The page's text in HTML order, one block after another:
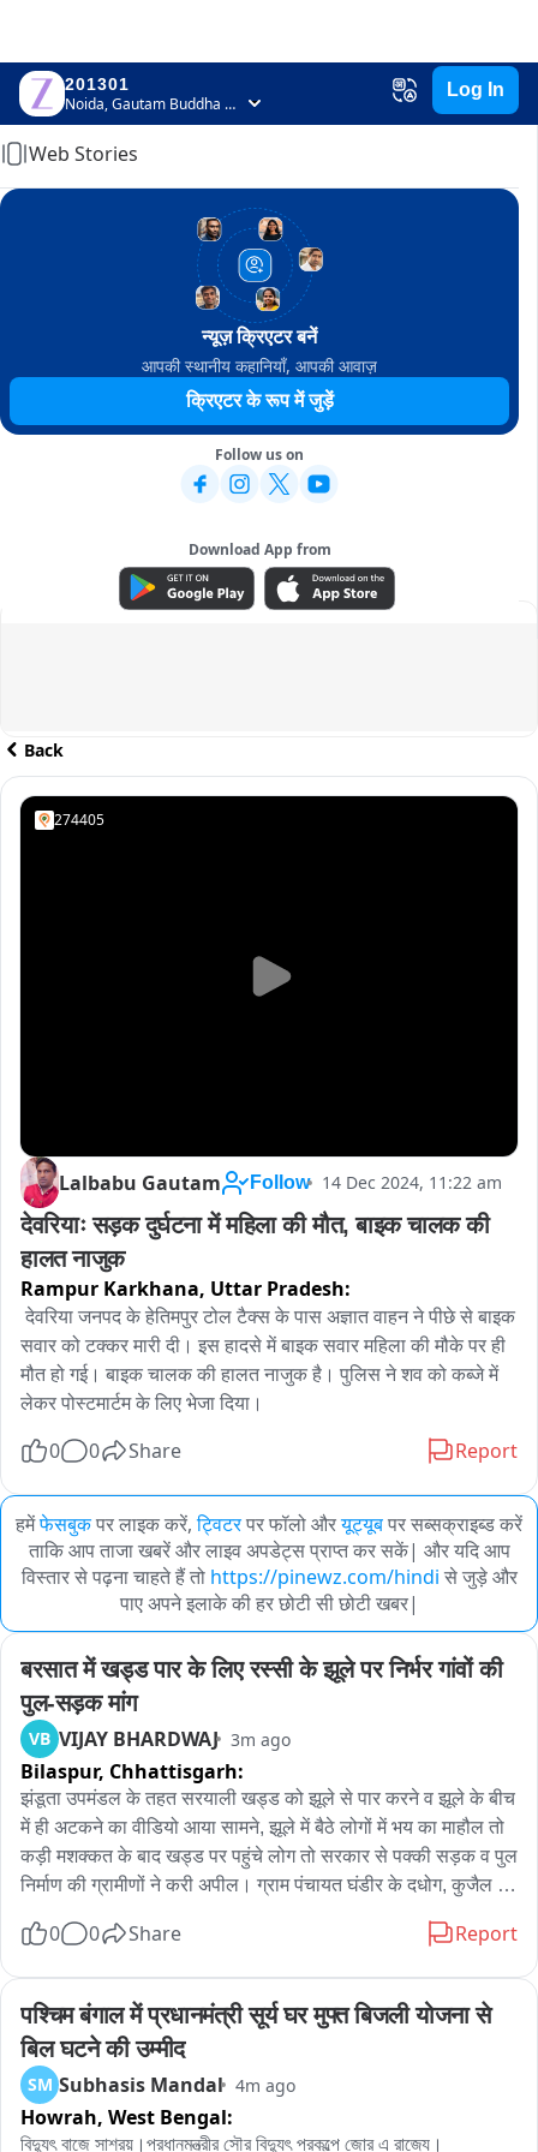
201301
Noida, Gautam Buddha Nagar, Uttar Pradesh
Log In
Home
Web Stories
न्यूज़ क्रिएटर बनें
आपकी स्थानीय कहानियाँ, आपकी आवाज़
क्रिएटर के रूप में जुड़ें
Follow us on
Download App from
ADVERTISEMENT
Back
274405
Lalbabu Gautam Follow 14 Dec 2024, 11:22 am
देवरियाः सड़क दुर्घटना में महिला की मौत, बाइक चालक की
हालत नाजुक
Rampur Karkhana, Uttar Pradesh:
देवरिया जनपद के हेतिमपुर टोल टैक्स के पास अज्ञात वाहन ने पीछे से बाइक
सवार को टक्कर मारी दी। इस हादसे में बाइक सवार महिला की मौके पर ही
मौत हो गई। बाइक चालक की हालत नाजुक है। पुलिस ने शव को कब्जे में
लेकर पोस्टमार्टम के लिए भेजा दिया।
0
0 Share Report
हमेंफेसबुकपर लाइक करें, ट्विटरपर फॉलो औरयूट्यूबपर सब्सक्राइब्ड करें
ताकि आप ताजा खबरें और लाइव अपडेट्स प्राप्त कर सकें| और यदि आप
विस्तार से पढ़ना चाहते हैं तो https://pinewz.com/hindi से जुड़े और
पाए अपने इलाके की हर छोटी सी छोटी खबर|
बरसात में खड्ड पार के लिए रस्सी के झूले पर निर्भर गांवों की
पुल-सड़क मांग
VB VIJAY BHARDWAJ 3m ago
Bilaspur, Chhattisgarh:
झंडूता उपमंडल के तहत सरयाली खड्ड को झूले से पार करने व झूले के बीच
में ही अटकने का वीडियो आया सामने, झूले में बैठे लोगों में भय का माहौल तो
कड़ी मशक्कत के बाद खड्ड पर पहुंचे लोग तो सरकार से पक्की सड़क व पुल
निर्माण की ग्रामीणों ने करी अपील। ग्राम पंचायत घंडीर के दधोग, कुजैल
मजबूर होना पड़ रहा है। ऐसे में बरसात के समय खड्ड का जलस्तर बढ़ने से
दें कि सड़क सुविधा ना होने के कारण स्थानीय ग्रामीणों को खड्ड के एक
छोर से दूसरे छोर तक पहुंचने के लिए रस्सी के झूले का सहारा लेना पड़ रहा
है और इसी झूले से बच्चों, महिलाओं, बुजुर्गों सहित मरीजों को आर पार जाते
हैं। वहीं स्थानीय ग्रामीणों का कहना है कि बरसात के मौसम में खड्ड का
जलस्तर बढ़ने पर पैदल निकलना मुश्किल हो जाता है, ऐसे में मजबूरन इसी
झूले के सहारे उन्हें आवाजाही करनी पड़ती है और कई बार झूला बीच खड्ड में
0 0 Share Report
पश्चिम बंगाल में प्रधानमंत्री सूर्य घर मुफ्त बिजली योजना से
बिल घटने की उम्मीद
SM Subhasis Mandal 4m ago
Howrah, West Bengal:
বিদ্যুৎ বাজে সাশ্রয়।প্রধানমন্ত্রীর সৌর বিদ্যুৎ প্রকল্পে জোর এ রাজ্যে।